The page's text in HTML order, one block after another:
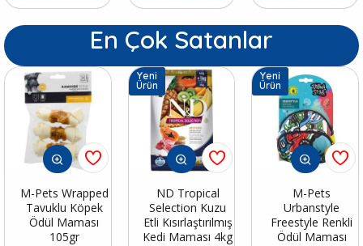
En Çok Satanlar
M-Pets Wrapped
Tavuklu Köpek
Ödül Maması
105gr
Yeni
Ürün
ND Tropical
Selection Kuzu
Etli Kısırlaştırılmış
Kedi Maması 4kg
Yeni
Ürün
M-Pets
Urbanstyle
Freestyle Renkli
Ödül Maması